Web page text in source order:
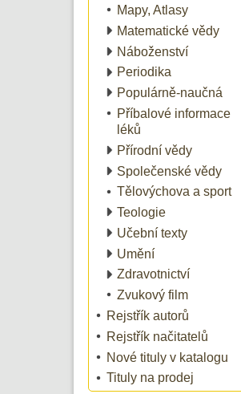
Mapy, Atlasy
Matematické vědy
Náboženství
Periodika
Populárně-naučná
Příbalové informace
léků
Přírodní vědy
Společenské vědy
Tělovýchova a sport
Teologie
Učební texty
Umění
Zdravotnictví
Zvukový film
Rejstřík autorů
Rejstřík načitatelů
Nové tituly v katalogu
Tituly na prodej